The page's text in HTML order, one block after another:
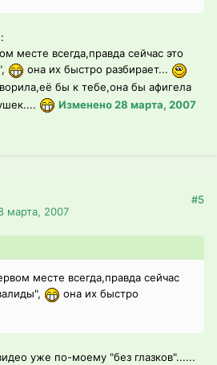
месте всегда,правда сейчас это
она их быстро разбирает...
бы к тебе,она бы афигела
Изменено28 марта, 2007
марта, 2007
#5
месте всегда,правда сейчас
она их быстро
уже по-моему "без глазков"......